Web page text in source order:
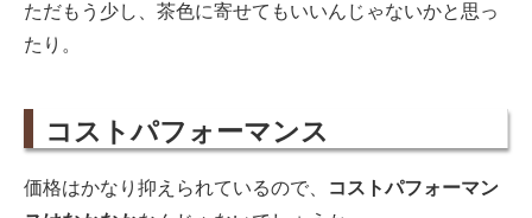
ただもう少し、茶色に寄せてもいいんじゃないかと思っ
たり。
コストパフォーマンス
価格はかなり抑えられているので、
コストパフォーマン